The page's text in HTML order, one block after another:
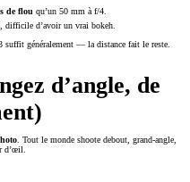
de flou qu’un 50 mm à f/4.
difficile d’avoir un vrai bokeh.
généralement — la distance fait le reste.
d’angle, de
. Tout le monde shoote debout, grand-angle,
d’œil.